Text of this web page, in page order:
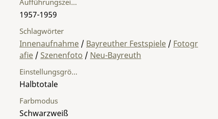
Einstellungsgröße
Halbtotale
Farbmodus
Schwarzweiß
1957-1959
Schlagwörter
Innenaufnahme / Bayreuther Festspiele / Fotogr
afie / Szenenfoto / Neu-Bayreuth